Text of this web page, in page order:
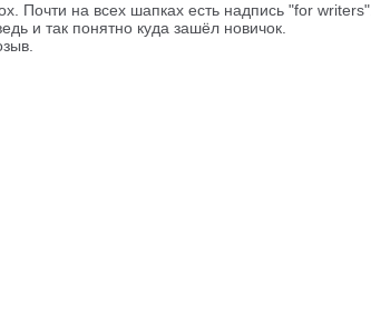
Почти на всех шапках есть надпись "for writers".
и так понятно куда зашёл новичок.